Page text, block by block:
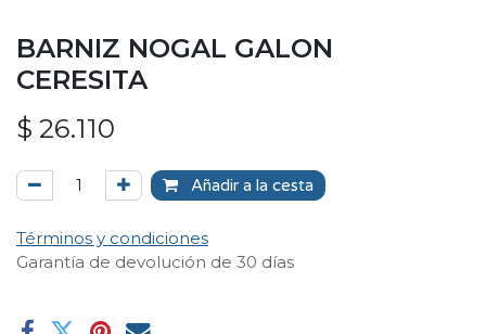
BARNIZ NOGAL GALON
CERESITA
$ 26.110
Añadir a la cesta
Términos y condiciones
Garantía de devolución de 30 días